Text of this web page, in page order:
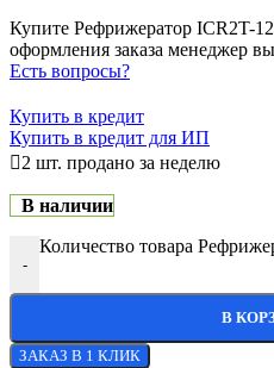
Купите Рефрижератор ICR2T-
оформления заказа менеджер
Есть вопросы?
Купить в кредит
Купить в кредит для ИП
2 шт. продано за неделю
В наличии
-
Количество товара
В
ЗАКАЗ В 1 КЛИК